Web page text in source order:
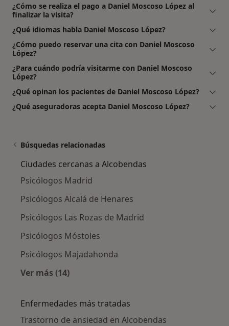
¿Cómo se realiza el pago a Daniel Moscoso López al
finalizar la visita?
¿Qué idiomas habla Daniel Moscoso López?
¿Cómo puedo reservar una cita con Daniel Moscoso
López?
¿Para cuándo podría visitarme con Daniel Moscoso
López?
¿Qué opinan los pacientes de Daniel Moscoso López?
¿Qué aseguradoras acepta Daniel Moscoso López?
Búsquedas relacionadas
Ciudades cercanas a Alcobendas
Psicólogos Madrid
Psicólogos Alcalá de Henares
Psicólogos Las Rozas de Madrid
Psicólogos Móstoles
Psicólogos Majadahonda
Ver más (14)
Enfermedades más tratadas
Trastorno de ansiedad en Alcobendas